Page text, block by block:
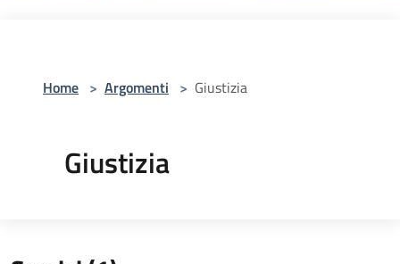
Home > Argomenti > Giustizia
Giustizia